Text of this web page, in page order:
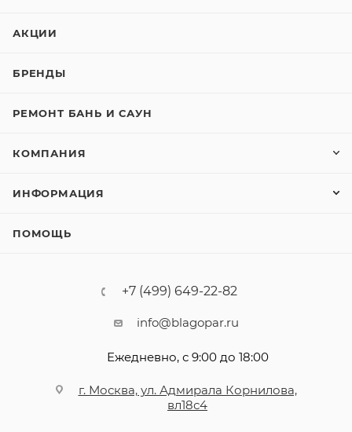
АКЦИИ
БРЕНДЫ
РЕМОНТ БАНЬ И САУН
КОМПАНИЯ
ИНФОРМАЦИЯ
ПОМОЩЬ
+7 (499) 649-22-82
info@blagopar.ru
Ежедневно, с 9:00 до 18:00
г. Москва, ул. Адмирала Корнилова,
вл18с4